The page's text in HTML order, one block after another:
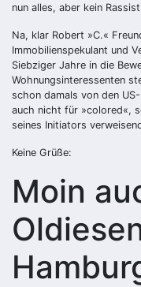
nun alles, aber kein
Na, klar Robert »C.«
Immobilienspekulant und
Siebziger Jahre in die
Wohnungsinteressenten
schon damals von den
auch nicht für »colored«,
seines Initiators
Keine Grüße:
Moin